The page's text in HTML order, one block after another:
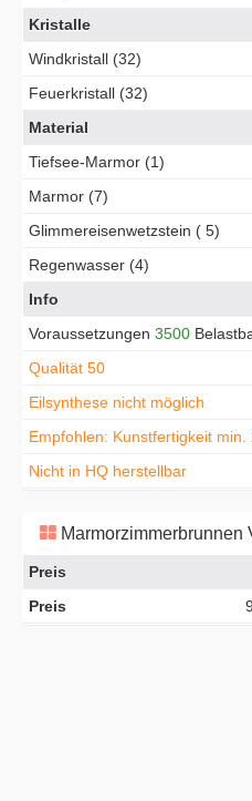
Kristalle
Windkristall (32)
Feuerkristall (32)
Material
Tiefsee-Marmor (1)
Marmor (7)
Glimmereisenwetzstein ( 5)
Regenwasser (4)
Info
Voraussetzungen 3500
Qualität 50
Eilsynthese nicht möglich
Empfohlen: Kunstfertigkeit min.
Nicht in HQ herstellbar
Marmorzimmerbrunnen
Preis
Preis